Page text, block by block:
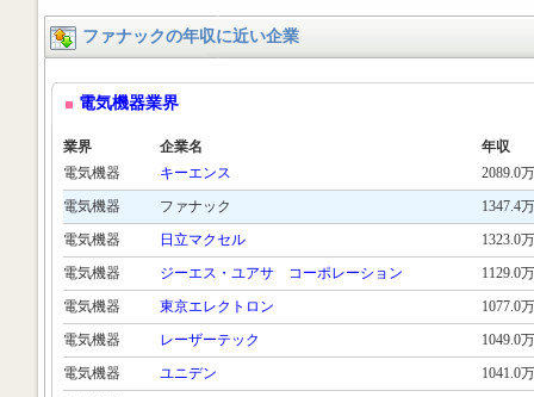
ファナックの年収に近い企業
電気機器業界
業界 企業名
年収
電気機器
キーエンス
2089.0万
電気機器
ファナック
1347.4万
電気機器
日立マクセル
1323.0万
電気機器
ジーエス・ユアサ コーポレーション
1129.0万
電気機器
東京エレクトロン
1077.0万
電気機器
レーザーテック
1049.0万
電気機器
ユニデン
1041.0万